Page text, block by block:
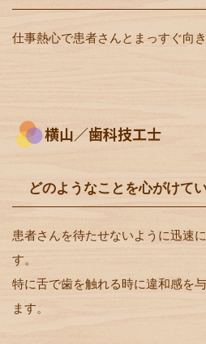
仕事熱心で患者さんとまっすぐ向
横山／歯科技工士
どのようなことを心がけて
患者さんを待たせないように迅速
す。
特に舌で歯を触れる時に違和感を
ます。